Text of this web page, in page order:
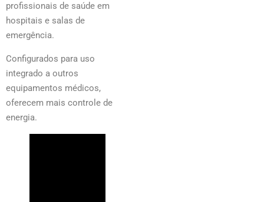
profissionais de saúde em
hospitais e salas de
emergência.
Configurados para uso
integrado a outros
equipamentos médicos,
oferecem mais controle de
energia.